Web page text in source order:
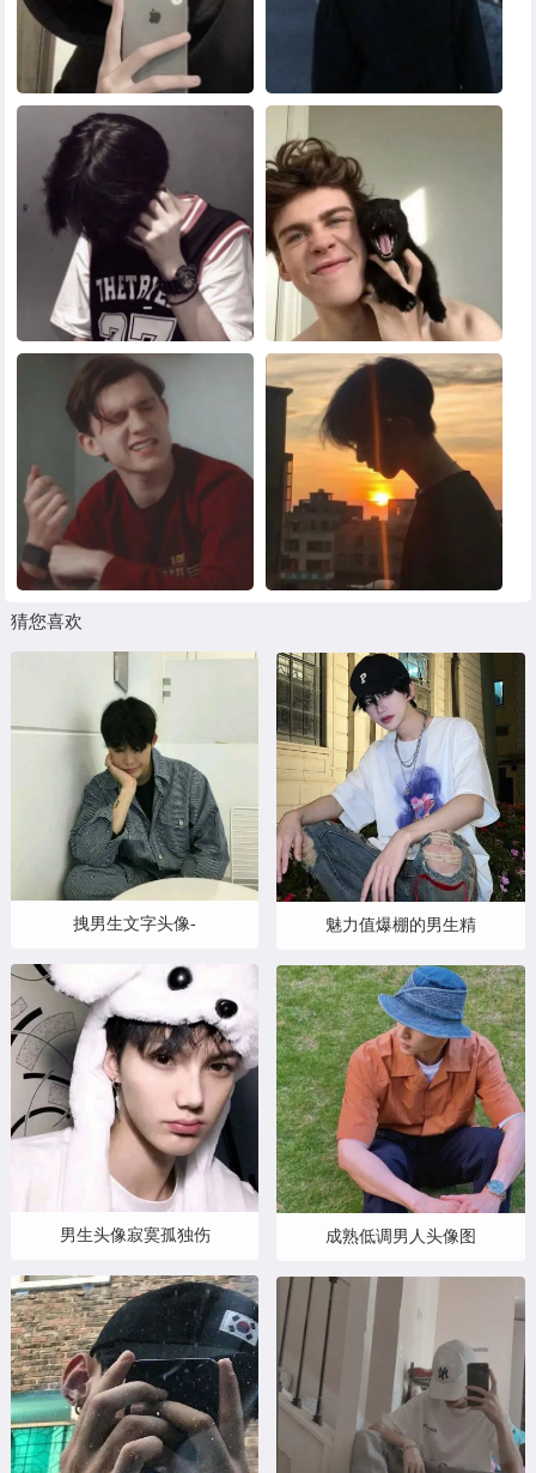
猜您喜欢
拽男生文字头像-
男生头像寂寞孤独伤
魅力值爆棚的男生精
成熟低调男人头像图